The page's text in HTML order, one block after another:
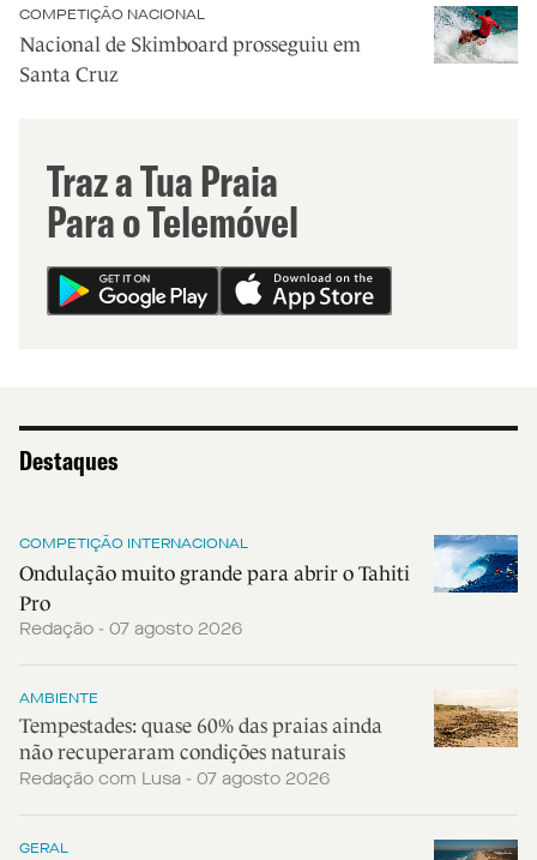
COMPETIÇÃO NACIONAL
Nacional de Skimboard prosseguiu em
Santa Cruz
Traz a Tua Praia
Para o Telemóvel
Destaques
COMPETIÇÃO INTERNACIONAL
Ondulação muito grande para abrir o Tahiti
Pro
Redação - 07 agosto 2026
AMBIENTE
Tempestades: quase 60% das praias ainda
não recuperaram condições naturais
Redação com Lusa - 07 agosto 2026
GERAL